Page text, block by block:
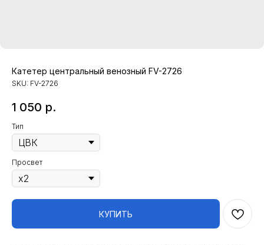
Катетер центральный венозный FV-2726
SKU: FV-2726
1 050 р.
Тип
Просвет
КУПИТЬ